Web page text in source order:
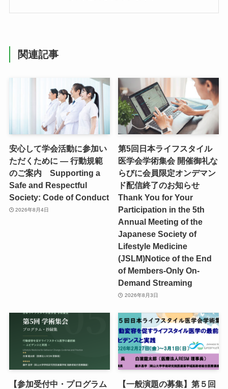
関連記事
安心して学会活動に参加い
ただくために ― 行動規範
のご案内 Supporting a
Safe and Respectful
Society: Code of Conduct
2026年8月4日
第5回日本ライフスタイル
医学会学術集会 開催御礼な
らびに会員限定オンデマン
ド配信終了のお知らせ
Thank You for Your
Participation in the 5th
Annual Meeting of the
Japanese Society of
Lifestyle Medicine
(JSLM)Notice of the End
of Members-Only On-
Demand Streaming
2026年8月3日
【参加受付中・プログラム
【一般演題の募集】第５回